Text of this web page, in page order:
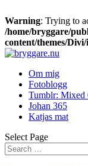
Warning: Trying to
/home/bryggare/
content/themes/
Om mig
Fotoblogg
Tumblr: Mixed
Johan 365
Katjas mat
Select Page